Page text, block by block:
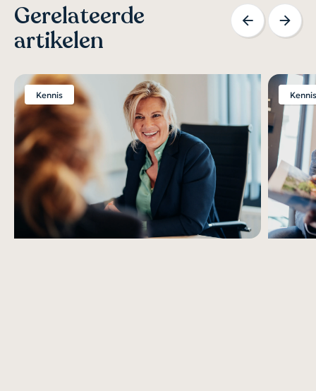
Gerelateerde
artikelen
Kennis Kennis